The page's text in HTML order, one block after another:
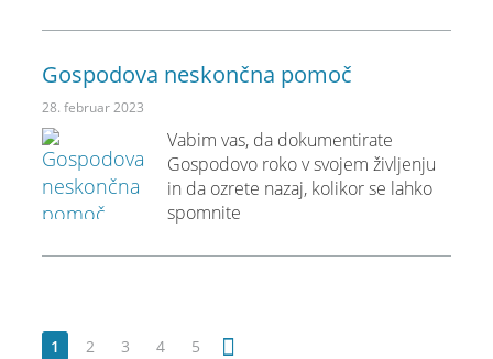
Gospodova neskončna pomoč
28. februar 2023
Vabim vas, da dokumentirate
Gospodovo roko v svojem življenju
in da ozrete nazaj, kolikor se lahko
spomnite
1 2 3 4 5